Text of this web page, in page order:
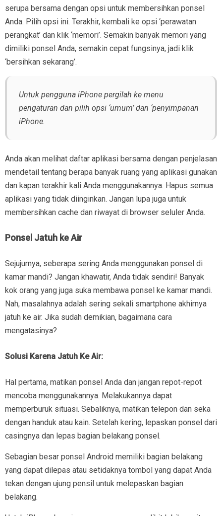
serupa bersama dengan opsi untuk membersihkan ponsel
Anda. Pilih opsi ini. Terakhir, kembali ke opsi ‘perawatan
perangkat’ dan klik ‘memori’. Semakin banyak memori yang
dimiliki ponsel Anda, semakin cepat fungsinya, jadi klik
‘bersihkan sekarang’.
Untuk pengguna iPhone pergilah ke menu
pengaturan dan pilih opsi ‘umum’ dan ‘penyimpanan
iPhone.
Anda akan melihat daftar aplikasi bersama dengan penjelasan
mendetail tentang berapa banyak ruang yang aplikasi gunakan
dan kapan terakhir kali Anda menggunakannya. Hapus semua
aplikasi yang tidak diinginkan. Jangan lupa juga untuk
membersihkan cache dan riwayat di browser seluler Anda.
Ponsel Jatuh ke Air
Sejujurnya, seberapa sering Anda menggunakan ponsel di
kamar mandi? Jangan khawatir, Anda tidak sendiri! Banyak
kok orang yang juga suka membawa ponsel ke kamar mandi.
Nah, masalahnya adalah sering sekali smartphone akhirnya
jatuh ke air. Jika sudah demikian, bagaimana cara
mengatasinya?
Solusi Karena Jatuh Ke Air:
Hal pertama, matikan ponsel Anda dan jangan repot-repot
mencoba menggunakannya. Melakukannya dapat
memperburuk situasi. Sebaliknya, matikan telepon dan seka
dengan handuk atau kain. Setelah kering, lepaskan ponsel dari
casingnya dan lepas bagian belakang ponsel.
Sebagian besar ponsel Android memiliki bagian belakang
yang dapat dilepas atau setidaknya tombol yang dapat Anda
tekan dengan ujung pensil untuk melepaskan bagian
belakang.